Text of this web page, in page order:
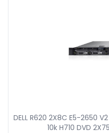
DELL R620 2X8C E5-2650
10k H710 DVD